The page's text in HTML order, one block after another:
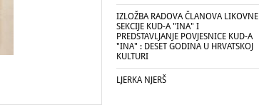
IZLOŽBA RADOVA ČLANOVA LIKOVNE
SEKCIJE KUD-A "INA" I
PREDSTAVLJANJE POVJESNICE KUD-A
"INA" : DESET GODINA U HRVATSKOJ
KULTURI
LJERKA NJERŠ